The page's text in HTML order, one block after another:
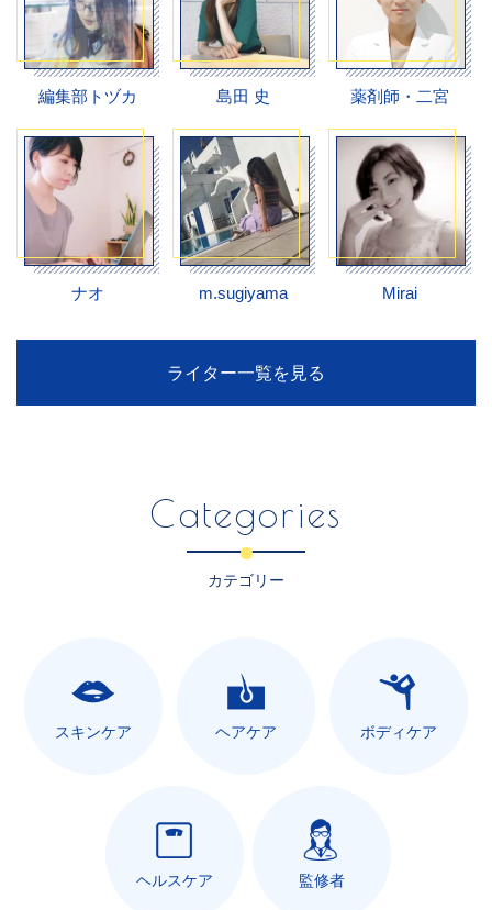
編集部トヅカ 島田 史 薬剤師・二宮
ナオ m.sugiyama Mirai
ライター一覧を見る
Categories
カテゴリー
スキンケア ヘアケア ボディケア
ヘルスケア 監修者